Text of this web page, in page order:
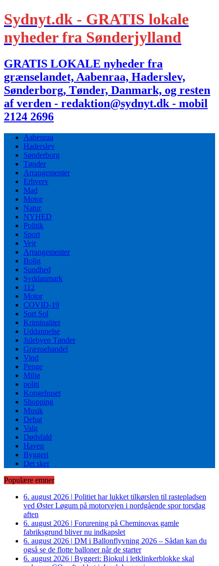
Sydnyt.dk - GRATIS lokale
nyheder fra Sønderjylland
GRATIS LOKALE nyheder fra
grænselandet, Aabenraa, Haderslev,
Sønderborg, Tønder, Danmark, og resten
af verden - redaktion@sydnyt.dk - mobil
2124 2696
Aabenraa
Haderslev
Sønderborg
Tønder
Arrangementer
Erhverv
Mad
Motor
Natur
NYHED
Politik
Sport
Vejr
Arrangementer
Bolig
Sundhed
Syddanmark
112
Motor
COVID-19
Sort Sol
Kriminalitet
Uddannelse
Julebyen Tønder
Grænsehandel
Vind
Penge
Miljø
politi
Kongehuset
Shopping
Musik
Debat
Valg
Dødsfald
Haven
Byggeri
Det sker
Populære emner
6. august 2026 | Politiet har lukket tilkørslen til rastepladsen
ved Øster Løgum på motorvejen i nordgående spor torsdag
aften
6. august 2026 | Forurening på Cheminovas gamle
fabriksgrund bliver nu indkapslet
6. august 2026 | DM i Ballonflyvning 2026 – Sådan kan du
også se de flotte balloner når de starter
6. august 2026 | Byggeri: Biokul i letklinkerblokke skal